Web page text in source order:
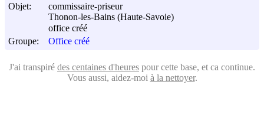
Objet:
commissaire-priseur
Thonon-les-Bains (Haute-Savoie)
office créé
Groupe:
Office créé
J'ai transpiré des centaines d'heures pour cette base, et ca continue.
Vous aussi, aidez-moi à la nettoyer.